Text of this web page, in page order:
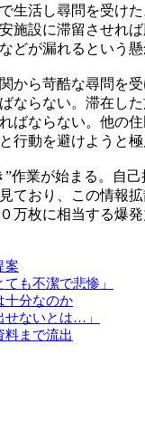
生活し尋問を受け
施設に滞留させれ
どが漏れるという
から苛酷な尋問を
ならない。滞在し
ばならない。他の
行動を避けようと
作業が始まる。自
ており、この情報
枚に相当する爆
案
も不潔で悲惨」
十分なのか
せないとは…」
料まで流出